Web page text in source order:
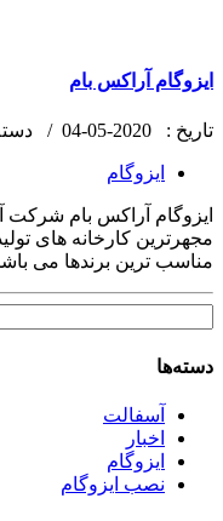
ایزوگام آراکس بام
تاریخ :
ایزوگام
ایزوگام آراکس بام شرکت
مجهرترین کارخانه های
مناسب ترین برندها می
دسته‌ها
آسفالت
اخبار
ایزوگام
نصب ایزوگام